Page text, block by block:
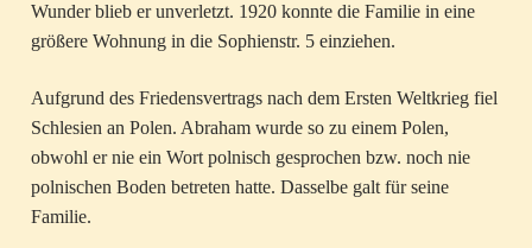
Wunder blieb er unverletzt. 1920 konnte die Familie in eine
größere Wohnung in die Sophienstr. 5 einziehen.
Aufgrund des Friedensvertrags nach dem Ersten Weltkrieg fiel
Schlesien an Polen. Abraham wurde so zu einem Polen,
obwohl er nie ein Wort polnisch gesprochen bzw. noch nie
polnischen Boden betreten hatte. Dasselbe galt für seine
Familie.